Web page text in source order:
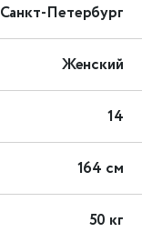
Санкт-Петербург
Женский
14
164 см
50 кг